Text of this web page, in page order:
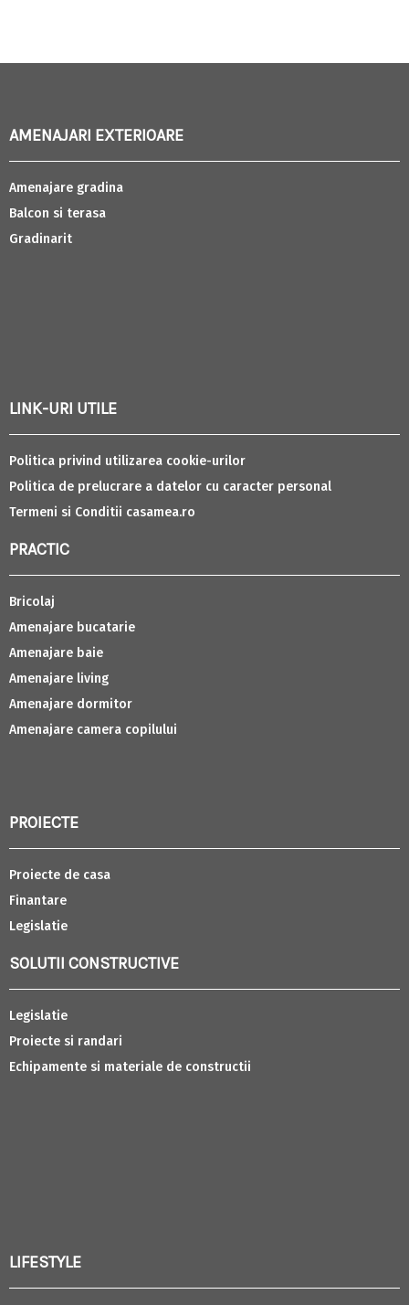
AMENAJARI EXTERIOARE
Amenajare gradina
Balcon si terasa
Gradinarit
LINK-URI UTILE
Politica privind utilizarea cookie-urilor
Politica de prelucrare a datelor cu caracter personal
Termeni si Conditii casamea.ro
PRACTIC
Bricolaj
Amenajare bucatarie
Amenajare baie
Amenajare living
Amenajare dormitor
Amenajare camera copilului
PROIECTE
Proiecte de casa
Finantare
Legislatie
SOLUTII CONSTRUCTIVE
Legislatie
Proiecte si randari
Echipamente si materiale de constructii
LIFESTYLE